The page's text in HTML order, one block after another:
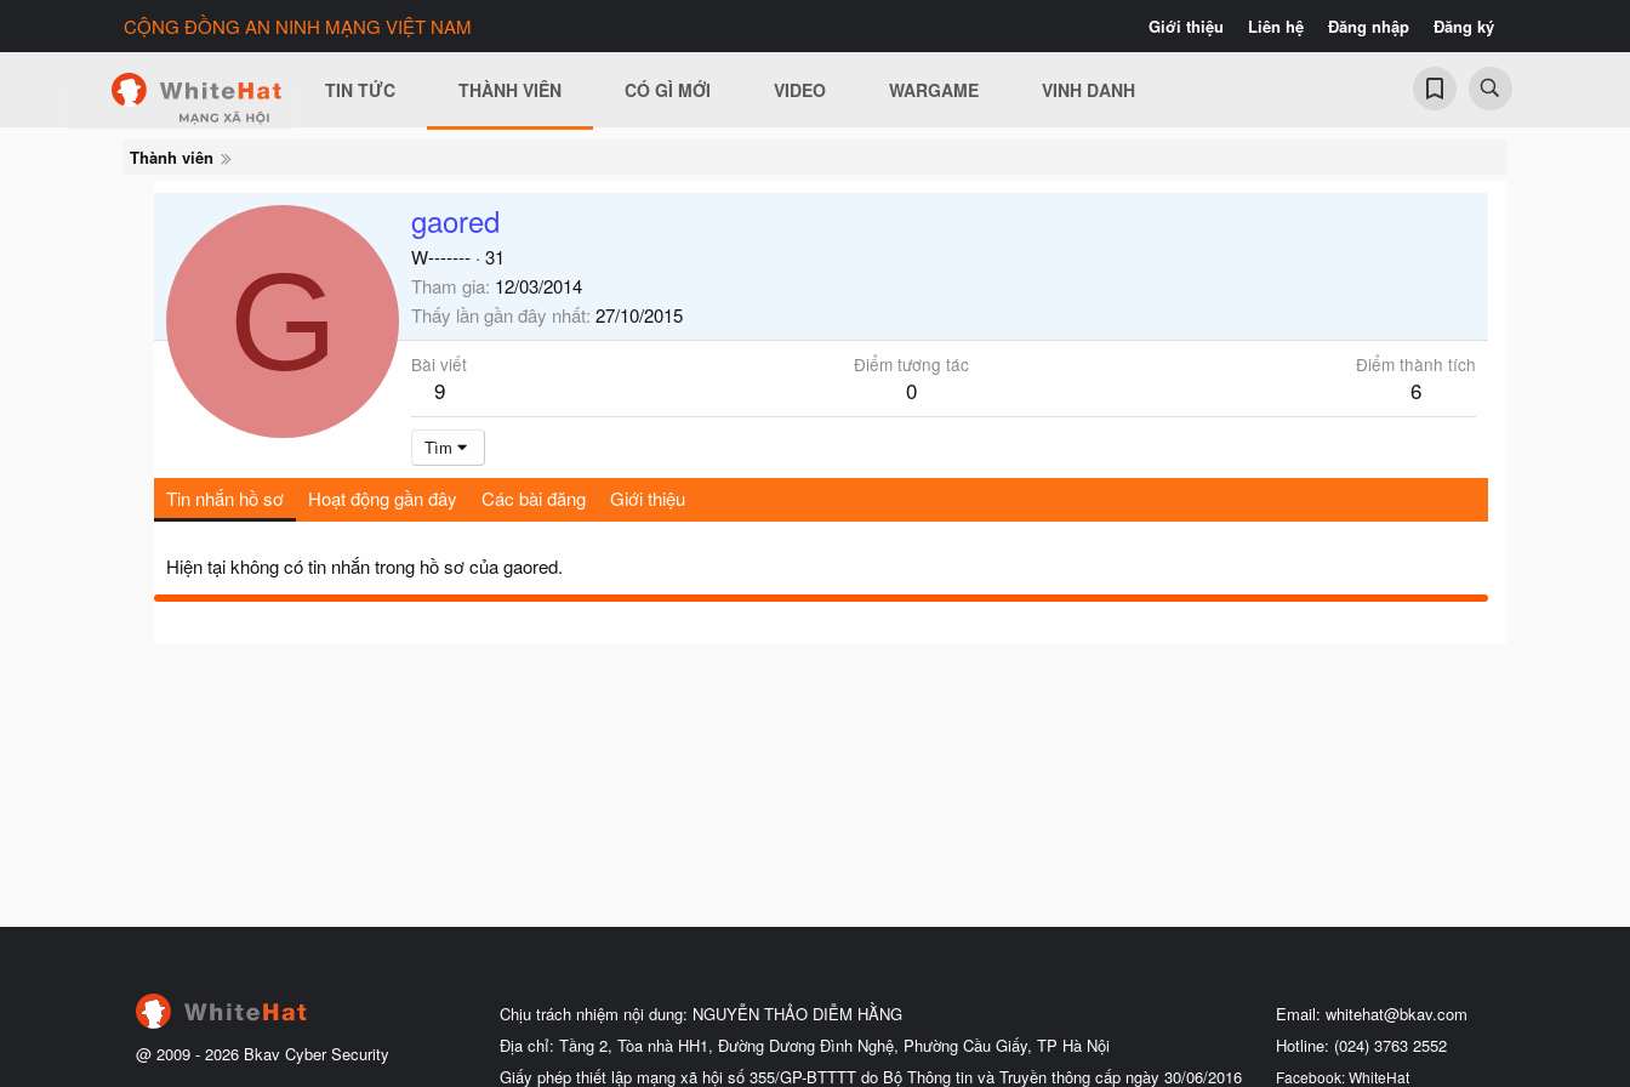
Giới thiệu Liên hệ Đăng nhập Đăng ký
CỘNG ĐỒNG AN NINH MẠNG VIỆT NAM
TIN TỨC THÀNH VIÊN CÓ GÌ MỚI VIDEO WARGAME VINH DANH
Thành viên
G
gaored
W------- · 31
Tham gia 12/03/2014
Thấy lần gần đây nhất 27/10/2015
Bài viết
9
Điểm tương tác
0
Điểm thành tích
6
Tìm
Tin nhắn hồ sơ Hoạt động gần đây Các bài đăng Giới thiệu
Hiện tại không có tin nhắn trong hồ sơ của gaored.
@ 2009 - 2026 Bkav Cyber Security
Chịu trách nhiệm nội dung: NGUYỄN THẢO DIỄM HẰNG
Địa chỉ: Tầng 2, Tòa nhà HH1, Đường Dương Đình Nghệ, Phường Cầu Giấy, TP Hà Nội
Giấy phép thiết lập mạng xã hội số 355/GP-BTTTT do Bộ Thông tin và Truyền thông cấp ngày 30/06/2016
Email: whitehat@bkav.com
Hotline: (024) 3763 2552
Facebook: WhiteHat